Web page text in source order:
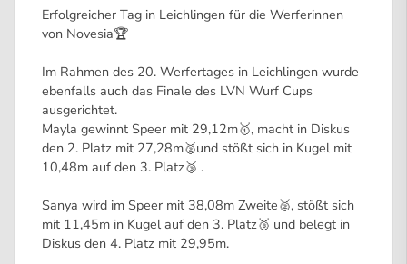
Erfolgreicher Tag in Leichlingen für die Werferinnen
von Novesia🏆
Im Rahmen des 20. Werfertages in Leichlingen wurde
ebenfalls auch das Finale des LVN Wurf Cups
ausgerichtet.
Mayla gewinnt Speer mit 29,12m🥇, macht in Diskus
den 2. Platz mit 27,28m🥈und stößt sich in Kugel mit
10,48m auf den 3. Platz🥉 .
Sanya wird im Speer mit 38,08m Zweite🥈, stößt sich
mit 11,45m in Kugel auf den 3. Platz🥉 und belegt in
Diskus den 4. Platz mit 29,95m.